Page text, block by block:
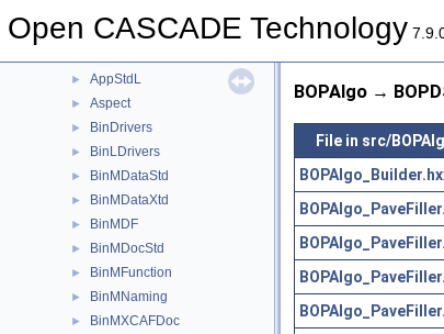
Open CASCADE Technology
► ApproxInt
► AppStdL
► Aspect
► BinDrivers
► BinLDrivers
► BinMDataStd
► BinMDataXtd
► BinMDF
► BinMDocStd
► BinMFunction
► BinMNaming
► BinMXCAFDoc
BOPAlgo →
File in src/